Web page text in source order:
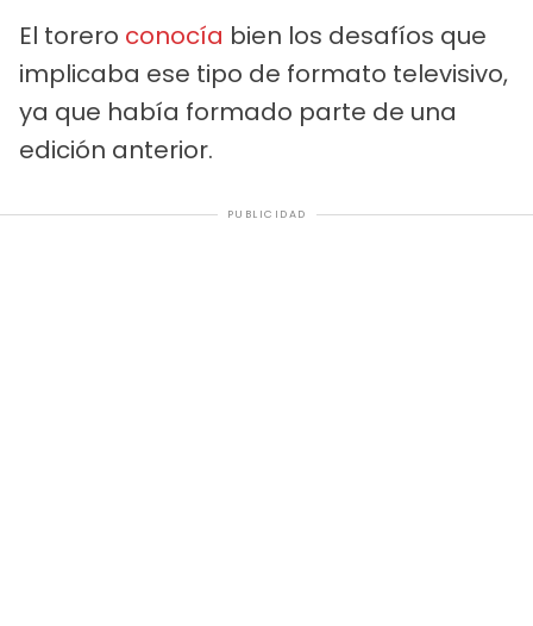
El torero conocía bien los desafíos que
implicaba ese tipo de formato televisivo,
ya que había formado parte de una
edición anterior.
PUBLICIDAD